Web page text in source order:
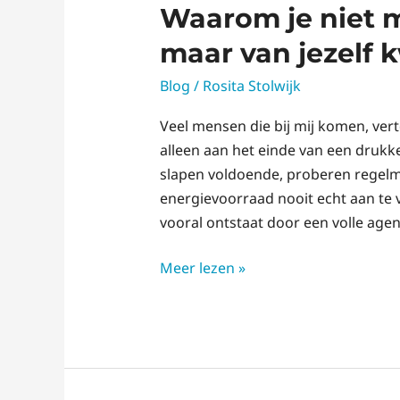
Waarom je niet
maar van jezelf
Blog / Rosita Stolwijk
Veel mensen die bij mij komen,
alleen aan het einde van een
slapen voldoende, proberen
energievoorraad nooit echt aan te
vooral ontstaat door een volle
Meer lezen »